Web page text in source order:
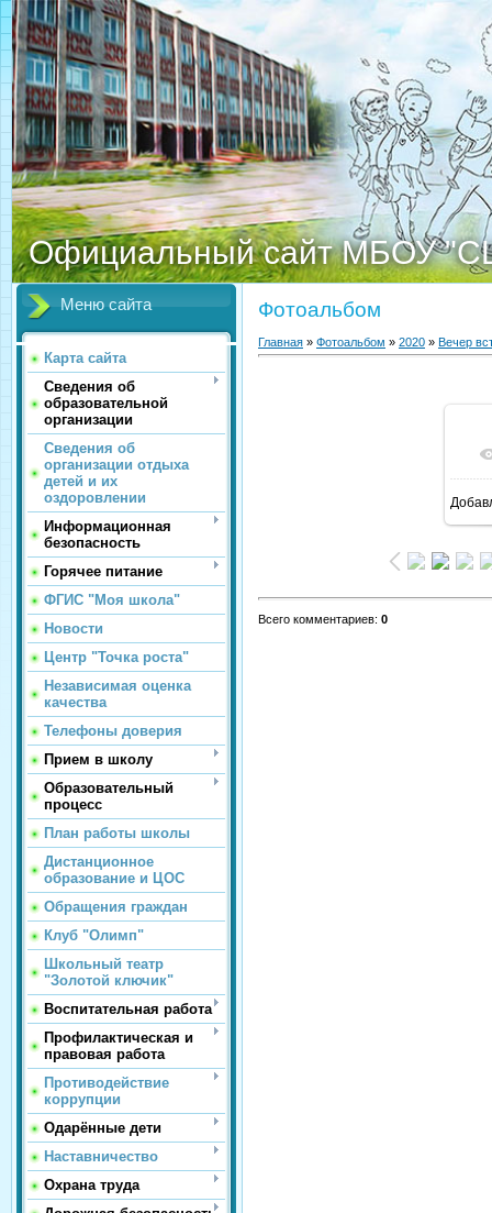
Официальный сайт МБОУ
Меню сайта
Карта сайта
Сведения об
образовательной
организации
Сведения об
организации отдыха
детей и их
оздоровлении
Информационная
безопасность
Горячее питание
ФГИС "Моя школа"
Новости
Центр "Точка роста"
Независимая оценка
качества
Телефоны доверия
Прием в школу
Образовательный
процесс
План работы школы
Дистанционное
образование и ЦОС
Обращения граждан
Клуб "Олимп"
Школьный театр
"Золотой ключик"
Воспитательная работа
Профилактическая и
правовая работа
Противодействие
коррупции
Одарённые дети
Наставничество
Охрана труда
Фотоальбом
Главная » Фотоальбом » 2020 » Вечер
Всего комментариев: 0